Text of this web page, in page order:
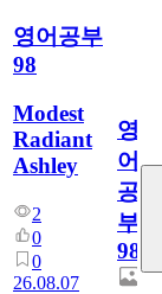
영어공부
98
Modest
Radiant
Ashley
2
0
0
26.08.07
영
어
공
부
98